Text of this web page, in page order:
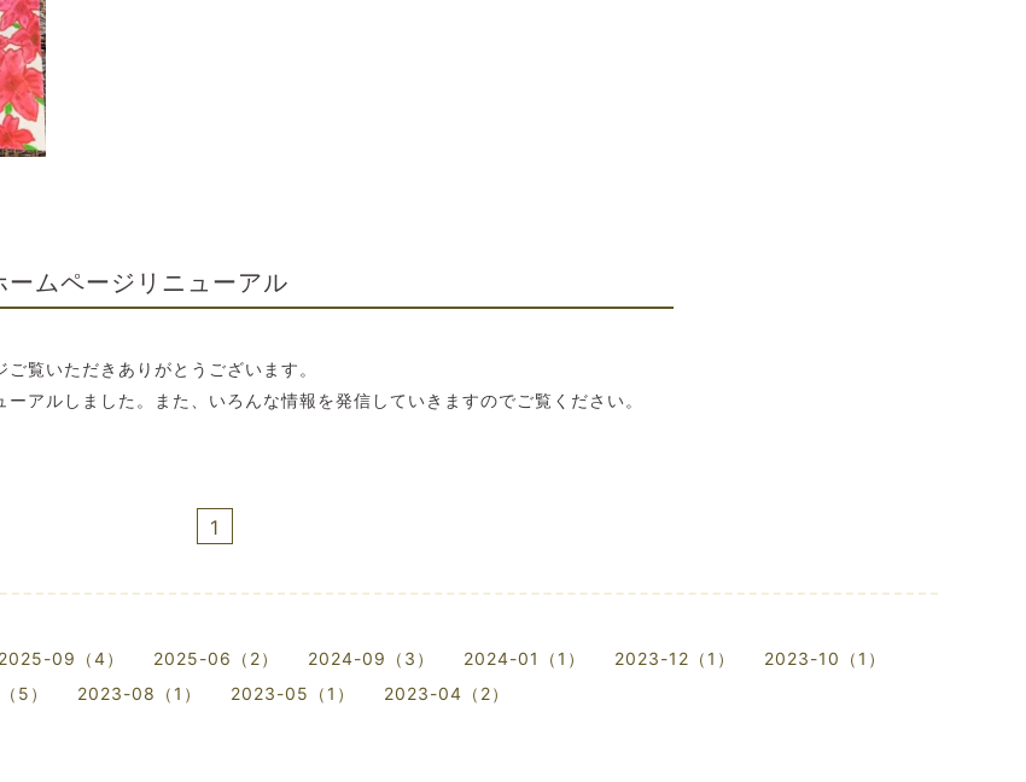
ームページリニューアル
覧いただきありがとうございます。
アルしました。また、いろんな情報を発信していきますのでご覧ください。
1
2025-09（4） 2025-06（2） 2024-09（3） 2024-01（1） 2023-12（1）
2023-10（1）
5）
2023-08（1） 2023-05（1） 2023-04（2）